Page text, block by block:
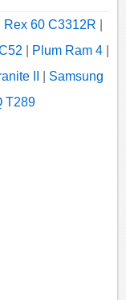
Rex 60 C3312R
Plum Ram 4|
II
Samsung
T289